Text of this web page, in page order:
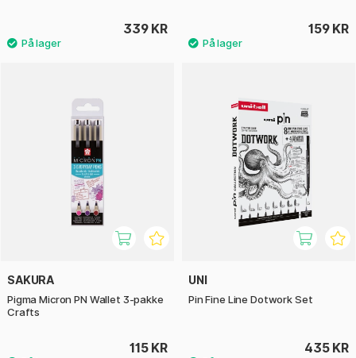
339 KR 159 KR
SAKURA
Pigma Micron PN Wallet 3-pakke
Crafts
115 KR
UNI
Pin Fine Line Dotwork Set
435 KR